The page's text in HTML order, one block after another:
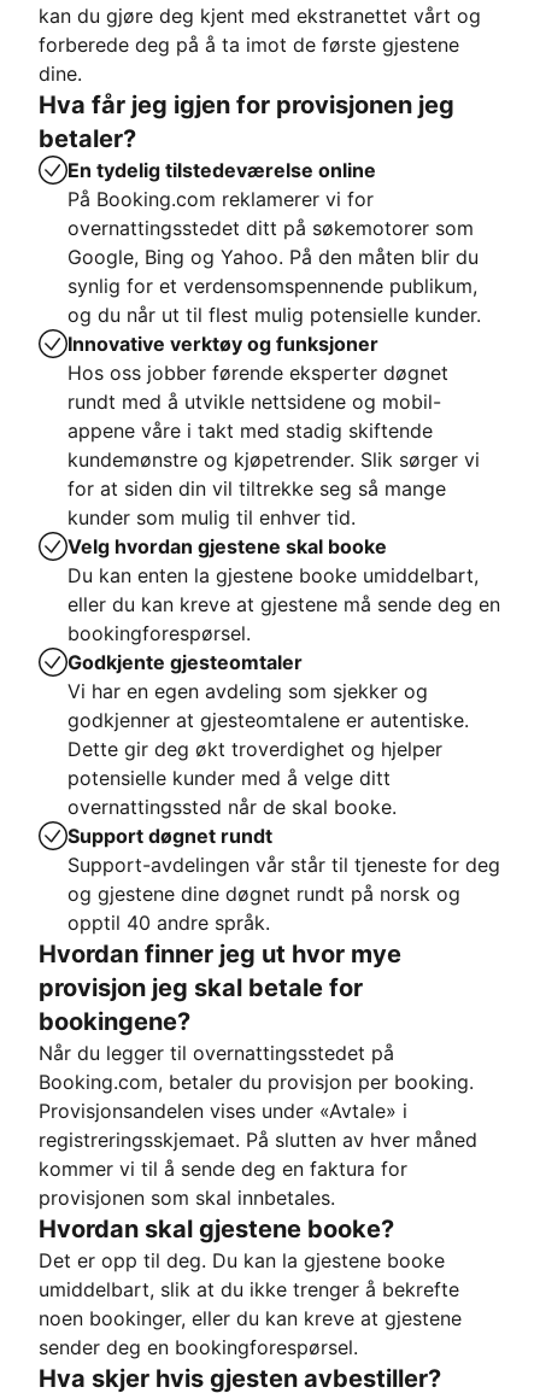
kan du gjøre deg kjent med ekstranettet vårt og
forberede deg på å ta imot de første gjestene
dine.
Hva får jeg igjen for provisjonen jeg
betaler?
En tydelig tilstedeværelse online
På Booking.com reklamerer vi for
overnattingsstedet ditt på søkemotorer som
Google, Bing og Yahoo. På den måten blir du
synlig for et verdensomspennende publikum,
og du når ut til flest mulig potensielle kunder.
Innovative verktøy og funksjoner
Hos oss jobber førende eksperter døgnet
rundt med å utvikle nettsidene og mobil-
appene våre i takt med stadig skiftende
kundemønstre og kjøpetrender. Slik sørger vi
for at siden din vil tiltrekke seg så mange
kunder som mulig til enhver tid.
Velg hvordan gjestene skal booke
Du kan enten la gjestene booke umiddelbart,
eller du kan kreve at gjestene må sende deg en
bookingforespørsel.
Godkjente gjesteomtaler
Vi har en egen avdeling som sjekker og
godkjenner at gjesteomtalene er autentiske.
Dette gir deg økt troverdighet og hjelper
potensielle kunder med å velge ditt
overnattingssted når de skal booke.
Support døgnet rundt
Support-avdelingen vår står til tjeneste for deg
og gjestene dine døgnet rundt på norsk og
opptil 40 andre språk.
Hvordan finner jeg ut hvor mye
provisjon jeg skal betale for
bookingene?
Når du legger til overnattingsstedet på
Booking.com, betaler du provisjon per booking.
Provisjonsandelen vises under «Avtale» i
registreringsskjemaet. På slutten av hver måned
kommer vi til å sende deg en faktura for
provisjonen som skal innbetales.
Hvordan skal gjestene booke?
Det er opp til deg. Du kan la gjestene booke
umiddelbart, slik at du ikke trenger å bekrefte
noen bookinger, eller du kan kreve at gjestene
sender deg en bookingforespørsel.
Hva skjer hvis gjesten avbestiller?